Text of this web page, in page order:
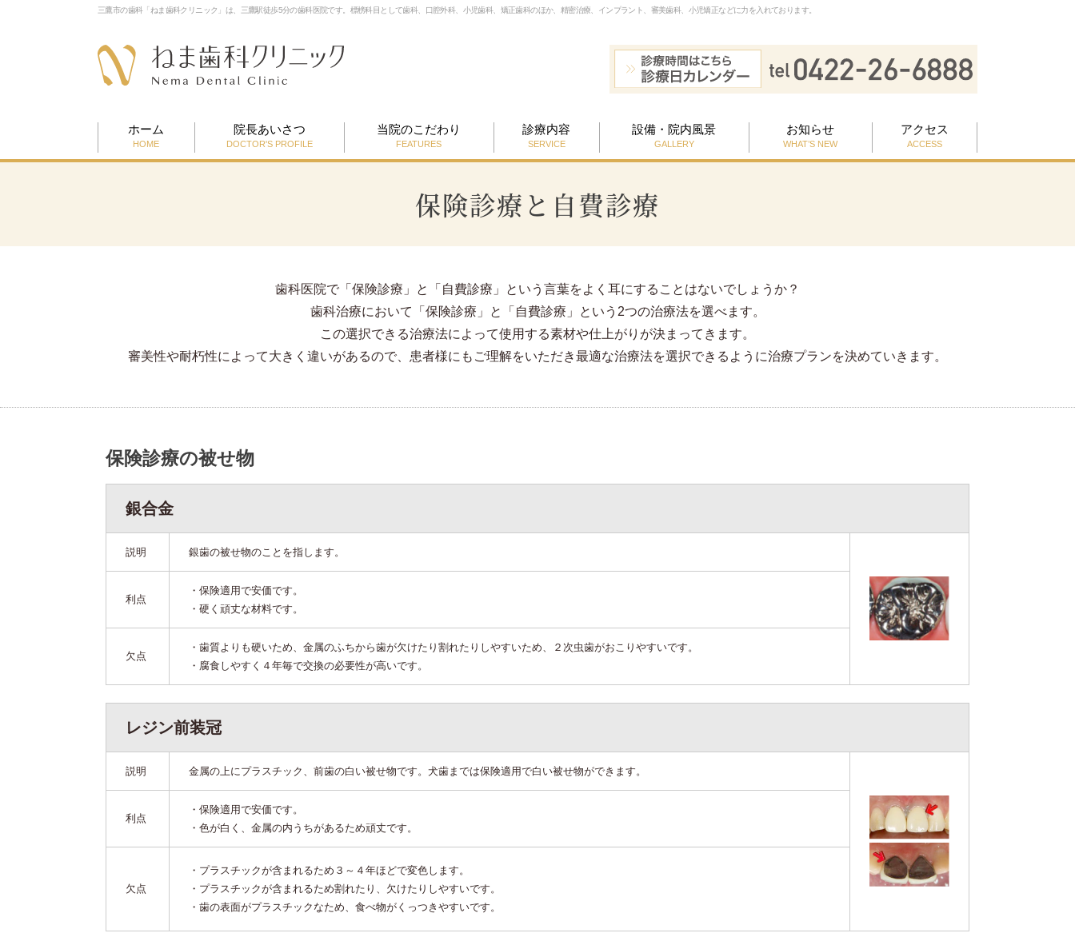
三鷹市の歯科「ねま歯科クリニック」は、三鷹駅徒歩5分の歯科医院です。標榜科目として歯科、口腔外科、小児歯科、矯正歯科のほか、精密治療、インプラント、審美歯科、小児矯正などに力を入れております。
ホーム
HOME
院長あいさつ
DOCTOR'S PROFILE
当院のこだわり
FEATURES
診療内容
SERVICE
設備・院内風景
GALLERY
お知らせ
WHAT’S NEW
アクセス
ACCESS
保険診療と自費診療
歯科医院で「保険診療」と「自費診療」という言葉をよく耳にすることはないでしょうか？
歯科治療において「保険診療」と「自費診療」という2つの治療法を選べます。
この選択できる治療法によって使用する素材や仕上がりが決まってきます。
審美性や耐朽性によって大きく違いがあるので、患者様にもご理解をいただき最適な治療法を選択できるように治療プランを決めていきます。
保険診療の被せ物
銀合金
説明 銀歯の被せ物のことを指します。
利点
・保険適用で安価です。
・硬く頑丈な材料です。
欠点
・歯質よりも硬いため、金属のふちから歯が欠けたり割れたりしやすいため、２次虫歯がおこりやすいです。
・腐食しやすく４年毎で交換の必要性が高いです。
レジン前装冠
説明 金属の上にプラスチック、前歯の白い被せ物です。犬歯までは保険適用で白い被せ物ができます。
利点
・保険適用で安価です。
・色が白く、金属の内うちがあるため頑丈です。
欠点
・プラスチックが含まれるため３～４年ほどで変色します。
・プラスチックが含まれるため割れたり、欠けたりしやすいです。
・歯の表面がプラスチックなため、食べ物がくっつきやすいです。